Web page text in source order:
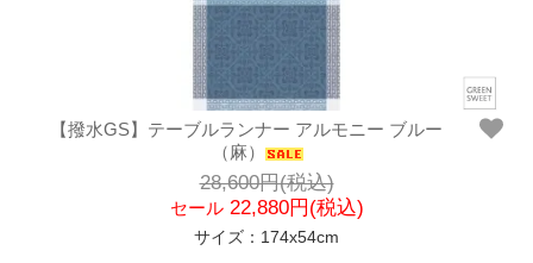
【撥水GS】テーブルランナー アルモニー ブルー
（麻）
28,600円(税込)
セール22,880円(税込)
サイズ：174x54cm